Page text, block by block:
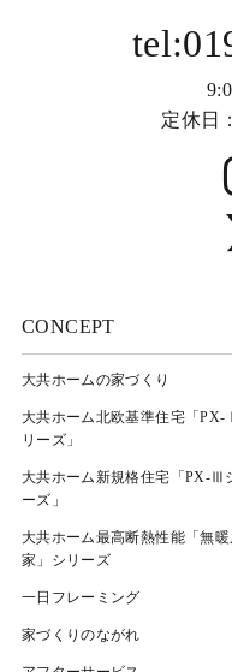
定休日
CONCEPT
大共ホームの家づくり
大共ホーム北欧基準住宅「
リーズ」
大共ホーム新規格住宅「PX-Ⅲ
ーズ」
大共ホーム最高断熱性能「無暖
家」シリーズ
一日フレーミング
家づくりのながれ